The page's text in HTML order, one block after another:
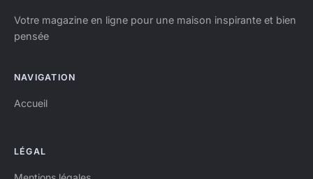
Votre magazine en ligne pour une maison inspirante et bien
pensée
NAVIGATION
Accueil
LÉGAL